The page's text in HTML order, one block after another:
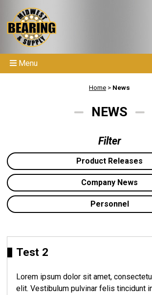
Menu
Home > News
NEWS
Filter
Product Releases
Company News
Personnel
Test 2
Lorem ipsum dolor sit amet,
elit. Vestibulum pulvinar felis tincidunt